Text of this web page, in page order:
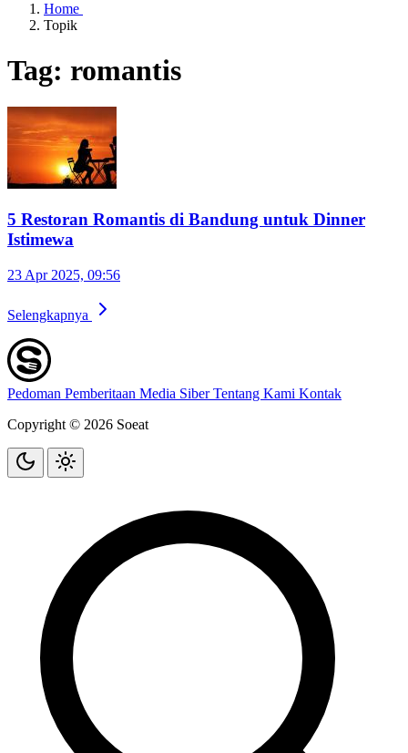
Home
Topik
Tag: romantis
5 Restoran Romantis di Bandung untuk Dinner
Istimewa
23 Apr 2025, 09:56
Selengkapnya
Pedoman Pemberitaan Media SiberTentang Kami Kontak
Copyright © 2026 Soeat